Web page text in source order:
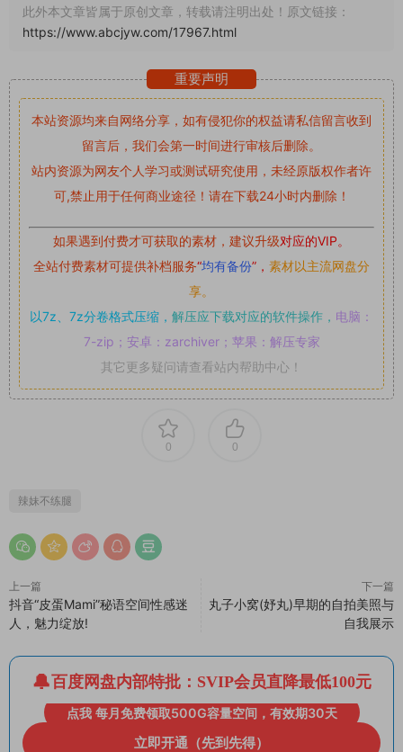
此外本文章皆属于原创文章，转载请注明出处！原文链接：
https://www.abcjyw.com/17967.html
重要声明
本站资源均来自网络分享，如有侵犯你的权益请私信留言收到
留言后，我们会第一时间进行审核后删除。
站内资源为网友个人学习或测试研究使用，未经原版权作者许
可,禁止用于任何商业途径！请在下载24小时内删除！
如果遇到付费才可获取的素材，建议升级对应的VIP。
全站付费素材可提供补档服务“均有备份”， 素材以主流网盘分
享。
以7z、7z分卷格式压缩， 解压应下载对应的软件操作， 电脑：
7-zip；安卓：zarchiver；苹果：解压专家
其它更多疑问请查看站内帮助中心！
0 0
辣妹不练腿
上一篇
抖音“皮蛋Mami”秘语空间性感迷
人，魅力绽放!
下一篇
丸子小窝(妤丸)早期的自拍美照与
自我展示
百度网盘内部特批：SVIP会员直降最低100元
点我 每月免费领取500G容量空间，有效期30天
立即开通（先到先得）